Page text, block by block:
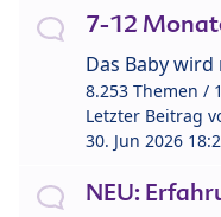
7-12
Das Baby wird
8.253 Themen /
Letzter Beitrag
30. Jun 2026
NEU: